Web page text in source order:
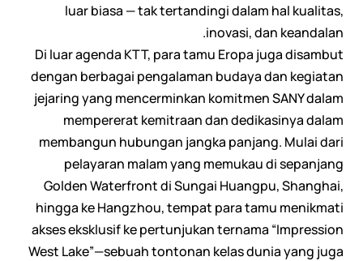
luar biasa — tak tertandingi dalam hal kualitas,
inovasi, dan keandalan.
Di luar agenda KTT, para tamu Eropa juga disambut
dengan berbagai pengalaman budaya dan kegiatan
jejaring yang mencerminkan komitmen SANY dalam
mempererat kemitraan dan dedikasinya dalam
membangun hubungan jangka panjang. Mulai dari
pelayaran malam yang memukau di sepanjang
Golden Waterfront di Sungai Huangpu, Shanghai,
hingga ke Hangzhou, tempat para tamu menikmati
akses eksklusif ke pertunjukan ternama “Impression
West Lake”—sebuah tontonan kelas dunia yang juga